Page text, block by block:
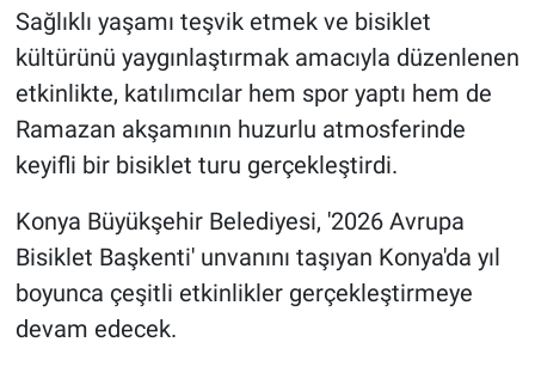
Sağlıklı yaşamı teşvik etmek ve bisiklet
kültürünü yaygınlaştırmak amacıyla düzenlenen
etkinlikte, katılımcılar hem spor yaptı hem de
Ramazan akşamının huzurlu atmosferinde
keyifli bir bisiklet turu gerçekleştirdi.
Konya Büyükşehir Belediyesi, '2026 Avrupa
Bisiklet Başkenti' unvanını taşıyan Konya'da yıl
boyunca çeşitli etkinlikler gerçekleştirmeye
devam edecek.